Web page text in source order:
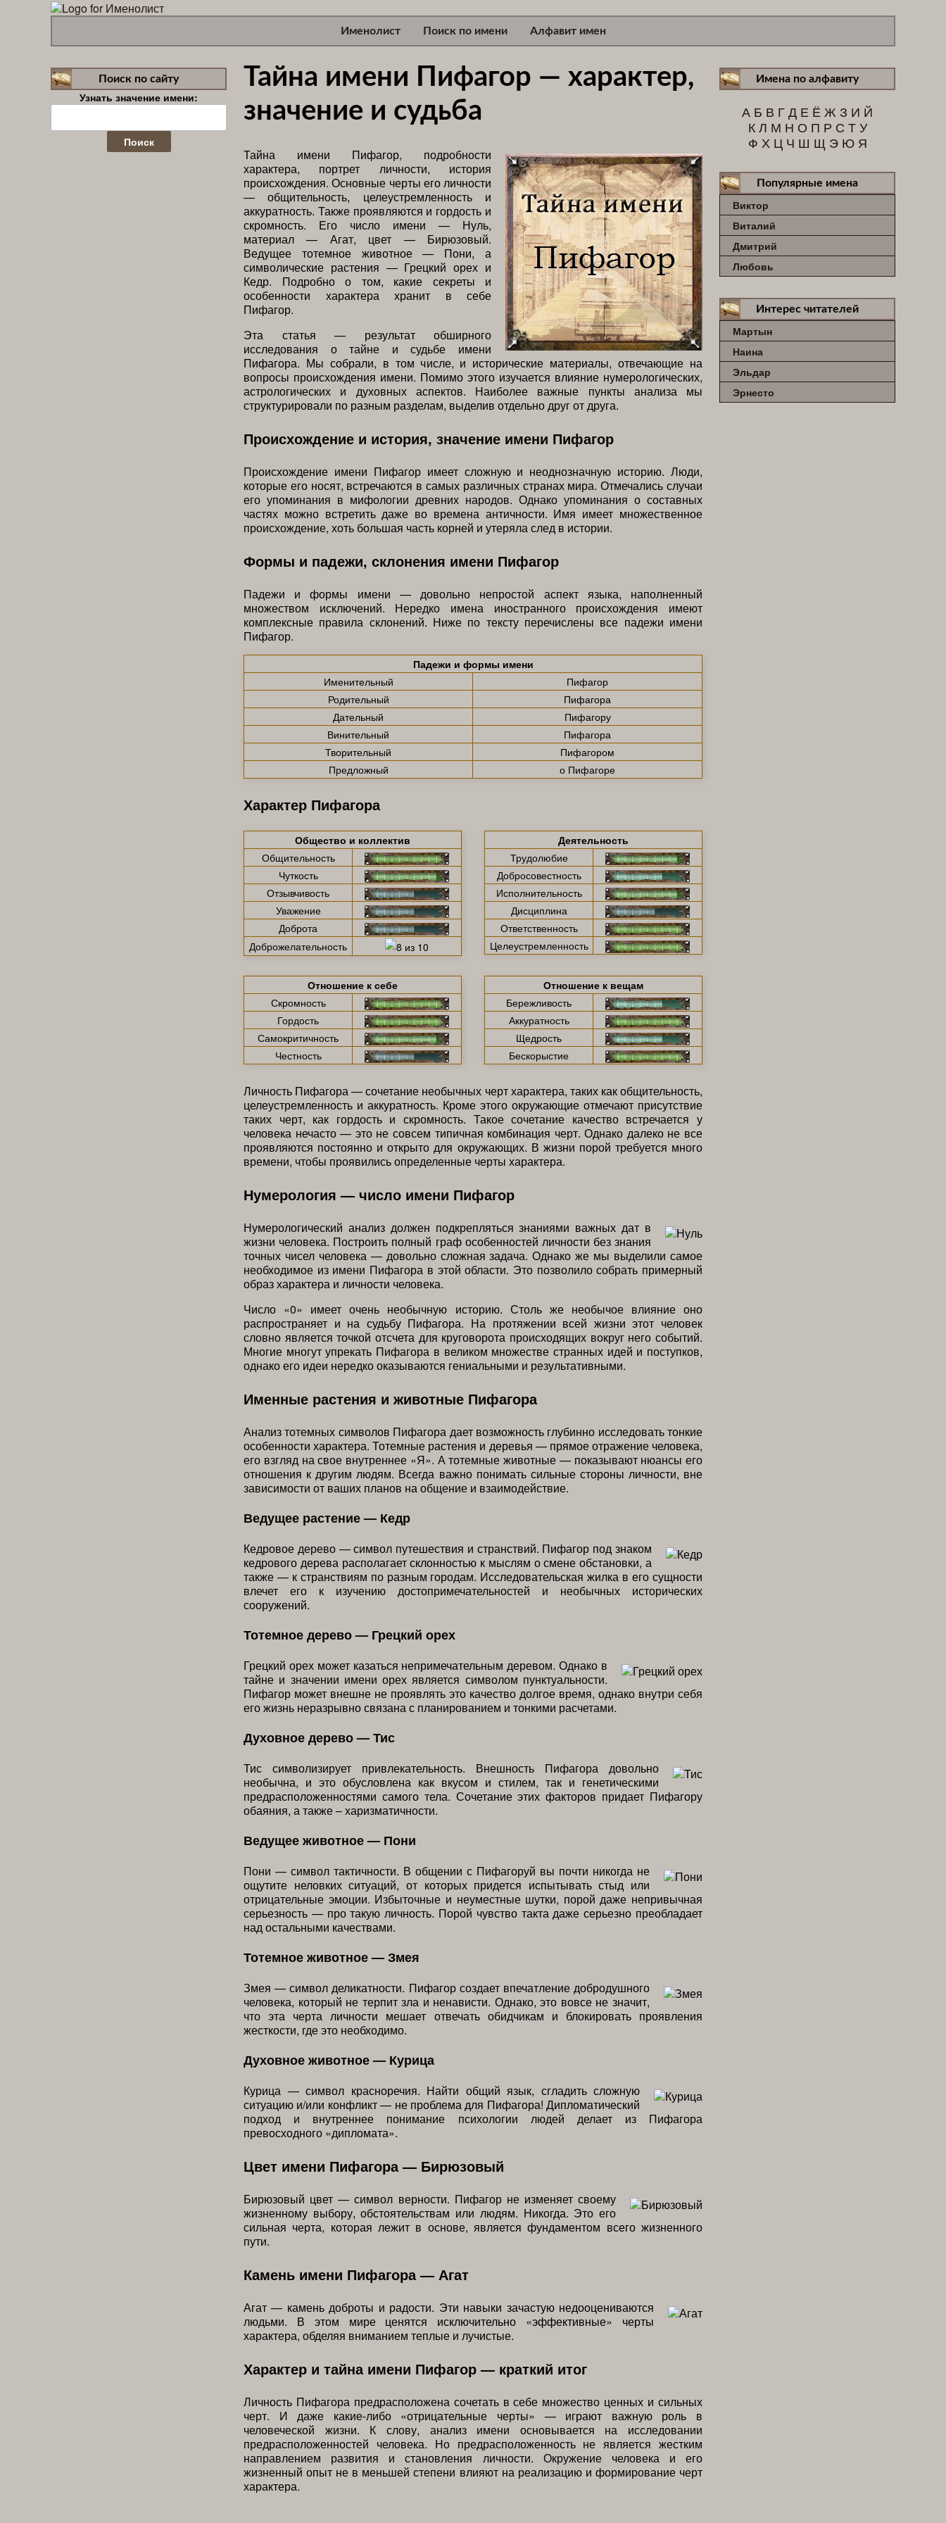
Именолист Поиск по имени Алфавит имен
Поиск по сайту
Узнать значение имени:
Найти:
Тайна имени Пифагор — характер,
значение и судьба
Тайна имени Пифагор, подробности
характера, портрет личности, история
происхождения. Основные черты его личности
— общительность, целеустремленность и
аккуратность. Также проявляются и гордость и
скромность. Его число имени — Нуль,
материал — Агат, цвет — Бирюзовый.
Ведущее тотемное животное — Пони, а
символические растения — Грецкий орех и
Кедр. Подробно о том, какие секреты и
особенности характера хранит в себе
Пифагор.
Эта статья — результат обширного
исследования о тайне и судьбе имени
Пифагора. Мы собрали, в том числе, и исторические материалы, отвечающие на
вопросы происхождения имени. Помимо этого изучается влияние нумерологических,
астрологических и духовных аспектов. Наиболее важные пункты анализа мы
структурировали по разным разделам, выделив отдельно друг от друга.
Происхождение и история, значение имени Пифагор
Происхождение имени Пифагор имеет сложную и неоднозначную историю. Люди,
которые его носят, встречаются в самых различных странах мира. Отмечались случаи
его упоминания в мифологии древних народов. Однако упоминания о составных
частях можно встретить даже во времена античности. Имя имеет множественное
происхождение, хоть большая часть корней и утеряла след в истории.
Формы и падежи, склонения имени Пифагор
Падежи и формы имени — довольно непростой аспект языка, наполненный
множеством исключений. Нередко имена иностранного происхождения имеют
комплексные правила склонений. Ниже по тексту перечислены все падежи имени
Пифагор.
Падежи и формы имени
Именительный
Пифагор
Родительный
Пифагора
Дательный
Пифагору
Винительный
Пифагора
Творительный
Пифагором
Предложный
о Пифагоре
Характер Пифагора
Общество и коллектив
Общительность
Чуткость
Отзывчивость
Уважение
Доброта
Доброжелательность
Деятельность
Трудолюбие
Добросовестность
Исполнительность
Дисциплина
Ответственность
Целеустремленность
Отношение к себе
Скромность
Гордость
Самокритичность
Честность
Отношение к вещам
Бережливость
Аккуратность
Щедрость
Бескорыстие
Личность Пифагора — сочетание необычных черт характера, таких как общительность,
целеустремленность и аккуратность. Кроме этого окружающие отмечают присутствие
таких черт, как гордость и скромность. Такое сочетание качество встречается у
человека нечасто — это не совсем типичная комбинация черт. Однако далеко не все
проявляются постоянно и открыто для окружающих. В жизни порой требуется много
времени, чтобы проявились определенные черты характера.
Нумерология — число имени Пифагор
Нумерологический анализ должен подкрепляться знаниями важных дат в
жизни человека. Построить полный граф особенностей личности без знания
точных чисел человека — довольно сложная задача. Однако же мы выделили самое
необходимое из имени Пифагора в этой области. Это позволило собрать примерный
образ характера и личности человека.
Число «0» имеет очень необычную историю. Столь же необычое влияние оно
распространяет и на судьбу Пифагора. На протяжении всей жизни этот человек
словно является точкой отсчета для круговорота происходящих вокруг него событий.
Многие многут упрекать Пифагора в великом множестве странных идей и поступков,
однако его идеи нередко оказываются гениальными и результативными.
Именные растения и животные Пифагора
Анализ тотемных символов Пифагора дает возможность глубинно исследовать тонкие
особенности характера. Тотемные растения и деревья — прямое отражение человека,
его взгляд на свое внутреннее «Я». А тотемные животные — показывают нюансы его
отношения к другим людям. Всегда важно понимать сильные стороны личности, вне
зависимости от ваших планов на общение и взаимодействие.
Ведущее растение — Кедр
Кедровое дерево — символ путешествия и странствий. Пифагор под знаком
кедрового дерева располагает склонностью к мыслям о смене обстановки, а
также — к странствиям по разным городам. Исследовательская жилка в его сущности
влечет его к изучению достопримечательностей и необычных исторических
сооружений.
Тотемное дерево — Грецкий орех
Грецкий орех может казаться непримечательным деревом. Однако в
тайне и значении имени орех является символом пунктуальности.
Пифагор может внешне не проявлять это качество долгое время, однако внутри себя
его жизнь неразрывно связана с планированием и тонкими расчетами.
Духовное дерево — Тис
Тис символизирует привлекательность. Внешность Пифагора довольно
необычна, и это обусловлена как вкусом и стилем, так и генетическими
предрасположенностями самого тела. Сочетание этих факторов придает Пифагору
обаяния, а также – харизматичности.
Ведущее животное — Пони
Пони — символ тактичности. В общении с Пифагоруй вы почти никогда не
ощутите неловких ситуаций, от которых придется испытывать стыд или
отрицательные эмоции. Избыточные и неуместные шутки, порой даже непривычная
серьезность — про такую личность. Порой чувство такта даже серьезно преобладает
над остальными качествами.
Тотемное животное — Змея
Змея — символ деликатности. Пифагор создает впечатление добродушного
человека, который не терпит зла и ненависти. Однако, это вовсе не значит,
что эта черта личности мешает отвечать обидчикам и блокировать проявления
жесткости, где это необходимо.
Духовное животное — Курица
Курица — символ красноречия. Найти общий язык, сгладить сложную
ситуацию и/или конфликт — не проблема для Пифагора! Дипломатический
подход и внутреннее понимание психологии людей делает из Пифагора
превосходного «дипломата».
Цвет имени Пифагора — Бирюзовый
Бирюзовый цвет — символ верности. Пифагор не изменяет своему
жизненному выбору, обстоятельствам или людям. Никогда. Это его
сильная черта, которая лежит в основе, является фундаментом всего жизненного
пути.
Камень имени Пифагора — Агат
Агат — камень доброты и радости. Эти навыки зачастую недооцениваются
людьми. В этом мире ценятся исключительно «эффективные» черты
характера, обделяя вниманием теплые и лучистые.
Характер и тайна имени Пифагор — краткий итог
Личность Пифагора предрасположена сочетать в себе множество ценных и сильных
черт. И даже какие-либо «отрицательные черты» — играют важную роль в
человеческой жизни. К слову, анализ имени основывается на исследовании
предрасположенностей человека. Но предрасположенность не является жестким
направлением развития и становления личности. Окружение человека и его
жизненный опыт не в меньшей степени влияют на реализацию и формирование черт
характера.
Имена по алфавиту
А Б В ГД Е Ё Ж З И Й
К Л М Н О П Р С Т У
Ф Х Ц Ч Ш Щ Э Ю Я
Популярные имена
Виктор
Виталий
Дмитрий
Любовь
Интерес читателей
Мартын
Наина
Эльдар
Эрнесто